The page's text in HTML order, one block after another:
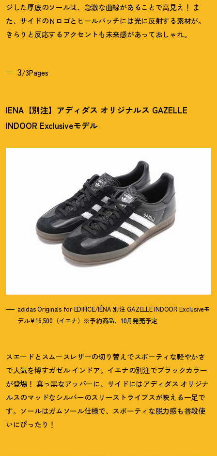
ジした厚底のソールは、急激な曲線があることで高見え ！ ま
た、サイドのＮロゴとヒールパッチには光に反射する素材が。
きらりと反応するアクセントも未来感があっておしゃれ。
3/3Pages
IENA【別注】アディダス オリジナルス GAZELLE
INDOOR Exclusiveモデル
adidas Originals for EDIFICE/IÉNA 別注 GAZELLE INDOOR Exclusiveモ
デル¥16,500（イエナ）※予約商品、10月発売予定
スエードとスムースレザーの切り替えでスポーティな軽やかさ
で人気を博すガゼル インドア。イエナの別注でブラックカラー
が登場 ！ 真っ黒なアッパーに、サイドにはアディダス オリジナ
ルスのマッドなシルバーのスリーストライプスが映える一足で
す。ソールはガムソール仕様で、スポーティな脱力感も普段使
いにぴったり ！